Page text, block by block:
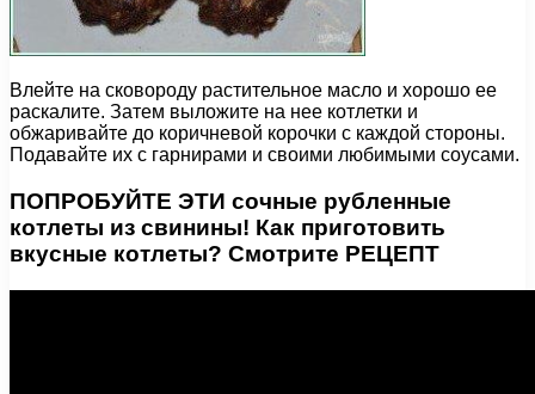
Влейте на сковороду растительное масло и хорошо ее
раскалите. Затем выложите на нее котлетки и
обжаривайте до коричневой корочки с каждой стороны.
Подавайте их с гарнирами и своими любимыми соусами.
ПОПРОБУЙТЕ ЭТИ сочные рубленные
котлеты из свинины! Как приготовить
вкусные котлеты? Смотрите РЕЦЕПТ